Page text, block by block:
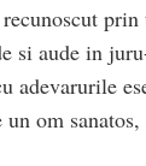
si aude in
adevarurile
om